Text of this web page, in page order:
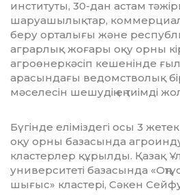
институты, 30-дан астам
шаруашылықтар,
беру орталығы және
аграрлық жоғары оқу орны
агроөнеркәсіп ке­ше­нінде
арасындағы ве­домстволық
мәселесін ше­шудің ең тиімді
Бүгінде еліміздегі осы 3
оқу орны базасында
кластерлер құрылды. Қазақ
университеті ба­за­сында
шығыс» клас­тері, Сәкен